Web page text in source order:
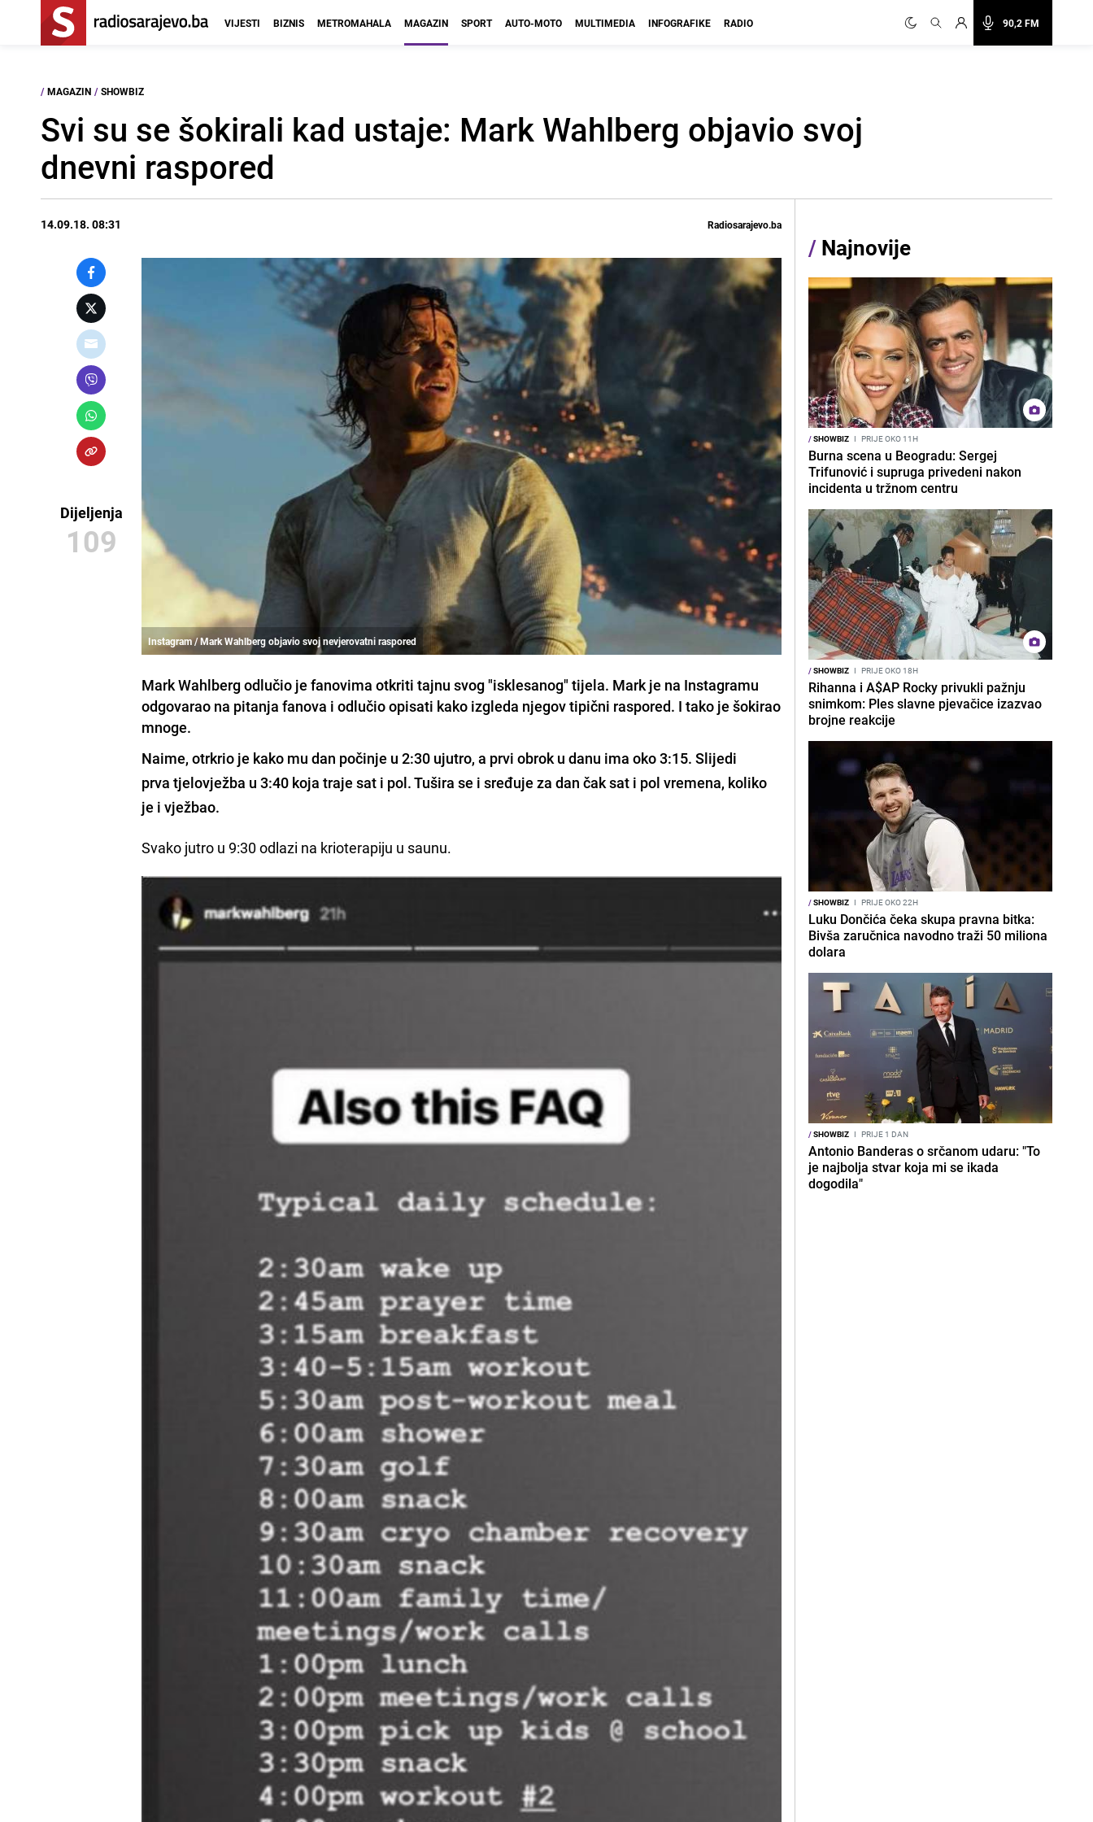
90,2 FM
VIJESTI BIZNIS METROMAHALA MAGAZIN SPORT AUTO-MOTO MULTIMEDIA INFOGRAFIKE RADIO
/ MAGAZIN / SHOWBIZ
Svi su se šokirali kad ustaje: Mark Wahlberg objavio svoj
dnevni raspored
14.09.18. 08:31 Radiosarajevo.ba
Dijeljenja
109
Instagram / Mark Wahlberg objavio svoj nevjerovatni raspored
Mark Wahlberg odlučio je fanovima otkriti tajnu svog "isklesanog" tijela. Mark je na Instagramu
odgovarao na pitanja fanova i odlučio opisati kako izgleda njegov tipični raspored. I tako je šokirao
mnoge.
Naime, otrkrio je kako mu dan počinje u 2:30 ujutro, a prvi obrok u danu ima oko 3:15. Slijedi
prva tjelovježba u 3:40 koja traje sat i pol. Tušira se i sređuje za dan čak sat i pol vremena, koliko
je i vježbao.
Svako jutro u 9:30 odlazi na krioterapiju u saunu.
/ Najnovije
/SHOWBIZ I PRIJE OKO 11H
Burna scena u Beogradu: Sergej
Trifunović i supruga privedeni nakon
incidenta u tržnom centru
/SHOWBIZ I PRIJE OKO 18H
Rihanna i A$AP Rocky privukli pažnju
snimkom: Ples slavne pjevačice izazvao
brojne reakcije
/SHOWBIZ I PRIJE OKO 22H
Luku Dončića čeka skupa pravna bitka:
Bivša zaručnica navodno traži 50 miliona
dolara
/SHOWBIZ I PRIJE 1 DAN
Antonio Banderas o srčanom udaru: "To
je najbolja stvar koja mi se ikada
dogodila"